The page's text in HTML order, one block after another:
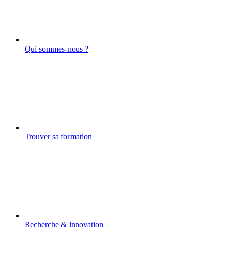
Qui sommes-nous ?
Trouver sa formation
Recherche & innovation